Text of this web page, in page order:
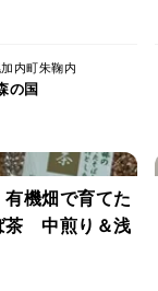
内町朱鞠内
の国
有機畑で育てた
茶 中煎り＆浅